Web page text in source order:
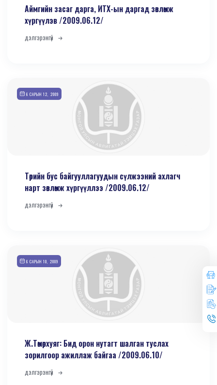
Аймгийн засаг дарга, ИТХ-ын даргад зөвлөмж
хүргүүлэв /2009.06.12/
дэлгэрэнгүй
6 САРЫН 12, 2009
Төрийн бус байгууллагуудын сүлжээний ахлагч
нарт зөвлөмж хүргүүллээ /2009.06.12/
дэлгэрэнгүй
6 САРЫН 10, 2009
Ж.Төмөрхуяг: Бид орон нутагт шалган туслах
зорилгоор ажиллаж байгаа /2009.06.10/
дэлгэрэнгүй